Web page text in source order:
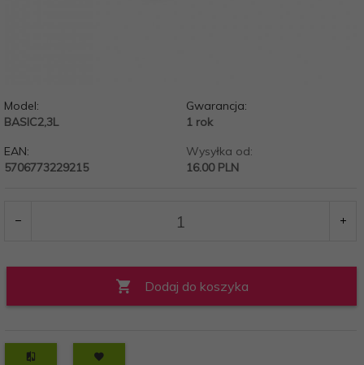
Model:
BASIC2,3L
Gwarancja:
1 rok
EAN:
5706773229215
Wysyłka od:
16.00 PLN
Dodaj do koszyka